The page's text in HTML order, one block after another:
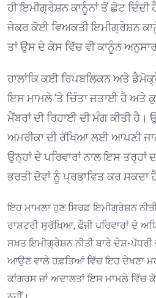
ਹੀ ਇਮੀਗ੍ਰੇਸ਼ਨ ਕਾਨੂੰਨਾਂ ਤੋਂ ਛੋਟ ਦਿੰਦੀ
ਜੇਕਰ ਕੋਈ ਵਿਅਕਤੀ ਇਮੀਗ੍ਰੇਸ਼ਨ
ਤਾਂ ਉਸ ਦੇ ਕੇਸ ਵਿੱਚ ਵੀ ਕਾਨੂੰਨ ਅਨੁਸਾਰ
ਹਾਲਾਂਕਿ ਕਈ ਰਿਪਬਲਿਕਨ ਅਤੇ
ਇਸ ਮਾਮਲੇ ’ਤੇ ਚਿੰਤਾ ਜਤਾਈ ਹੈ ਅਤੇ
ਮੈਂਬਰਾਂ ਦੀ ਰਿਹਾਈ ਦੀ ਮੰਗ ਕੀਤੀ ਹੈ।
ਅਮਰੀਕਾ ਦੀ ਰੱਖਿਆ ਲਈ ਆਪਣੀ
ਉਨ੍ਹਾਂ ਦੇ ਪਰਿਵਾਰਾਂ ਨਾਲ ਇਸ
ਭਰਤੀ ਦੋਵਾਂ ਨੂੰ ਪ੍ਰਭਾਵਿਤ ਕਰ ਸਕਦਾ
ਇਹ ਮਾਮਲਾ ਹੁਣ ਸਿਰਫ਼ ਇਮੀਗ੍ਰੇਸ਼ਨ
ਰਾਸ਼ਟਰੀ ਸੁਰੱਖਿਆ, ਫੌਜੀ ਪਰਿਵਾਰਾਂ ਦੇ
ਸਖ਼ਤ ਇਮੀਗ੍ਰੇਸ਼ਨ ਨੀਤੀ ਬਾਰੇ ਦੇਸ਼-ਪੱਧਰੀ
ਆਉਣ ਵਾਲੇ ਹਫ਼ਤਿਆਂ ਵਿੱਚ ਇਹ ਦੇਖਣਾ
ਕਾਂਗਰਸ ਜਾਂ ਅਦਾਲਤਾਂ ਇਸ ਮਾਮਲੇ ਵਿੱਚ